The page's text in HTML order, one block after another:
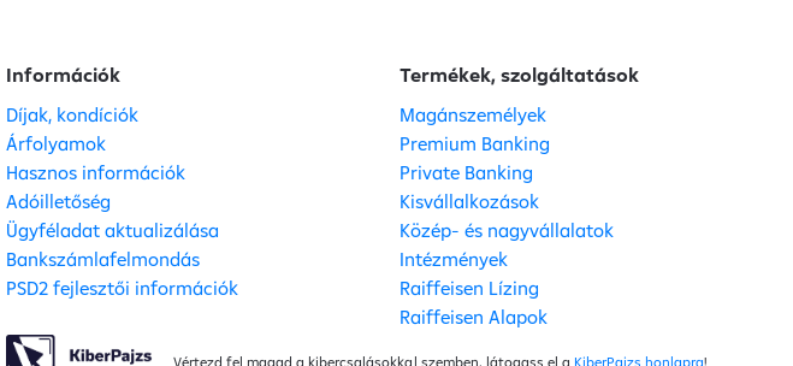
Információk
Díjak, kondíciók
Árfolyamok
Hasznos információk
Adóilletőség
Ügyféladat aktualizálása
Bankszámlafelmondás
PSD2 fejlesztői információk
Termékek, szolgáltatások
Magánszemélyek
Premium Banking
Private Banking
Kisvállalkozások
Közép- és nagyvállalatok
Intézmények
Raiffeisen Lízing
Raiffeisen Alapok
Vértezd fel magad a kibercsalásokkal szemben, látogass el a KiberPajzs honlapra!